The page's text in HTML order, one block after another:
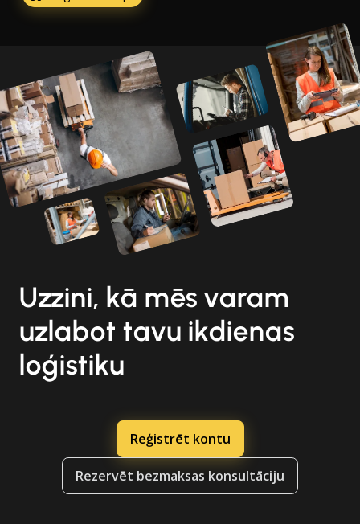
Uzzini, kā mēs varam
uzlabot tavu ikdienas
loģistiku
Reģistrēt kontu
Rezervēt bezmaksas konsultāciju